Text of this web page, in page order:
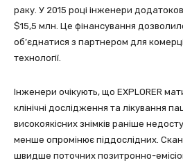
раку. У 2015 році інженери
$15,5 млн. Це фінансування
об’єднатися з партнером для
технології.
Інженери очікують, що EXPLORER
клінічні дослідження та лікування
високоякісних знімків раніше
менше опромінює піддослідних.
швидше поточних позитронно-